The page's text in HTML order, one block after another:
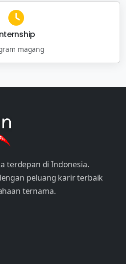
magang
terdepan di Indonesia.
peluang karir terbaik
ternama.